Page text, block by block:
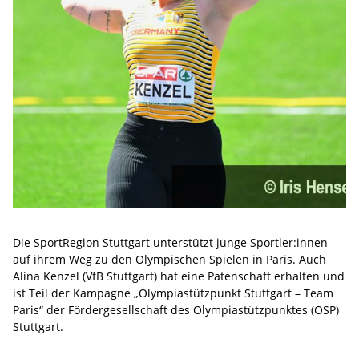
Die SportRegion Stuttgart unterstützt junge Sportler:innen
auf ihrem Weg zu den Olympischen Spielen in Paris. Auch
Alina Kenzel (VfB Stuttgart) hat eine Patenschaft erhalten und
ist Teil der Kampagne „Olympiastützpunkt Stuttgart – Team
Paris“ der Förderge­sellschaft des Olympiastützpunktes (OSP)
Stuttgart.